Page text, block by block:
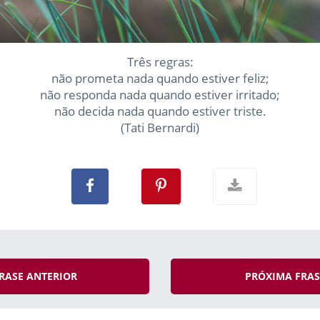
Três regras:
não prometa nada quando estiver feliz;
não responda nada quando estiver irritado;
não decida nada quando estiver triste.
(Tati Bernardi)
ANTERIOR PRÓXIMA